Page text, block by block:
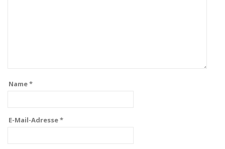
Name*
E-Mail-Adresse*